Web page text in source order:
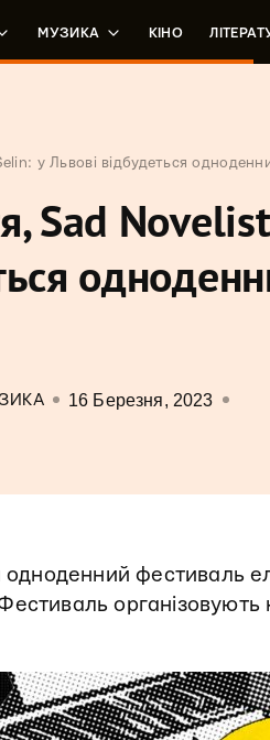
МУЗИКА КІНО
у Львові відбудеться
Sad
16 Березня, 2023
одноденний фестиваль
організовують